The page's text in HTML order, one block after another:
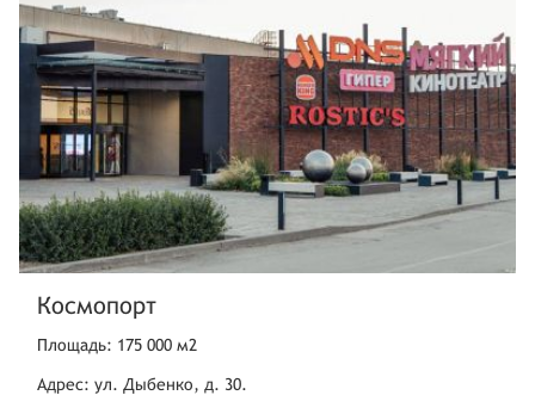
Космопорт
Площадь: 175 000 м2
Адрес: ул. Дыбенко, д. 30.